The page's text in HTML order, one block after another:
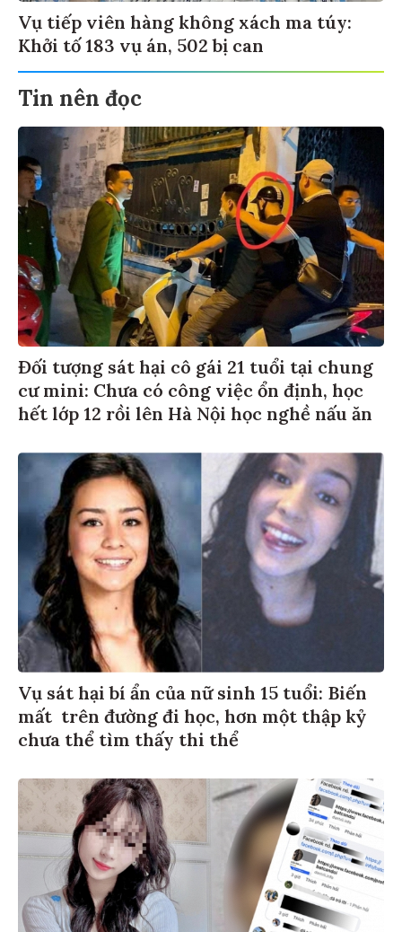
Vụ tiếp viên hàng không xách ma túy:
Khởi tố 183 vụ án, 502 bị can
Tin nên đọc
Đối tượng sát hại cô gái 21 tuổi tại chung
cư mini: Chưa có công việc ổn định, học
hết lớp 12 rồi lên Hà Nội học nghề nấu ăn
Vụ sát hại bí ẩn của nữ sinh 15 tuổi: Biến
mất trên đường đi học, hơn một thập kỷ
chưa thể tìm thấy thi thể